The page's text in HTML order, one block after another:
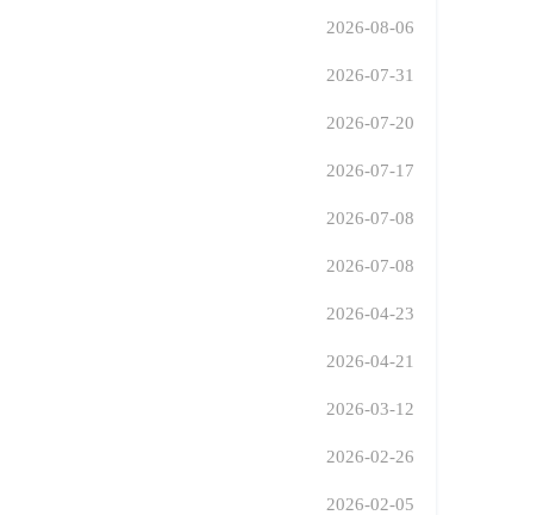
2026-08-06
2026-07-31
2026-07-20
2026-07-17
2026-07-08
2026-07-08
2026-04-23
2026-04-21
2026-03-12
2026-02-26
2026-02-05